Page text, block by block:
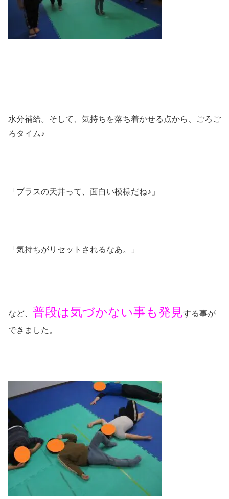
水分補給。そして、気持ちを落ち着かせる点から、ごろご
ろタイム♪
「プラスの天井って、面白い模様だね♪」
「気持ちがリセットされるなあ。」
など、 普段は気づかない事も発見する事が
できました。